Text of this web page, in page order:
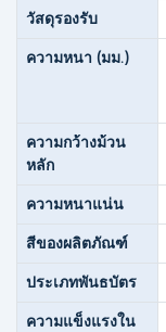
วัสดุรองรับ
ความหนา (มม.)
ความกว้างม้วน
หลัก
ความหนาแน่น
สีของผลิตภัณฑ์
ประเภทพันธบัตร
ความแข็งแรงใน